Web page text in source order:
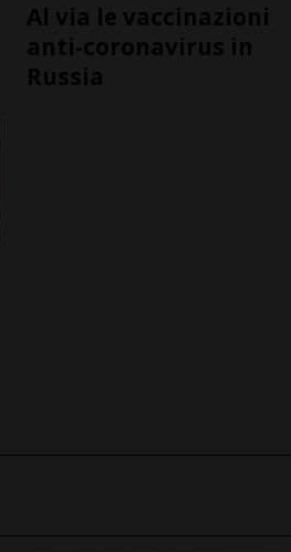
Al via le vaccinazioni
anti-coronavirus in
Russia